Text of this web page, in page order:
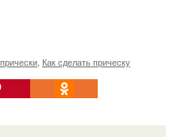
Как сделать прическу